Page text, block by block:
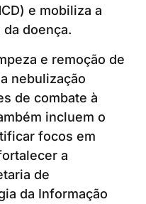
e mobiliza a
doença.
e remoção de
nebulização
de combate à
incluem o
focos em
a
de
da Informação